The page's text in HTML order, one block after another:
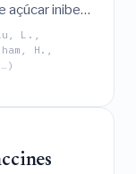
açúcar inibem
pela
MRGPRX2,
de níveis
com Cistite
sugerindo
da
L.,
H.,